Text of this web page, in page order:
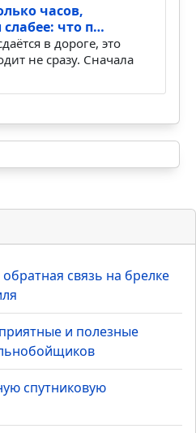
часов,
что п…
в дороге, это
не сразу. Сначала
связь на брелке
и полезные
спутниковую